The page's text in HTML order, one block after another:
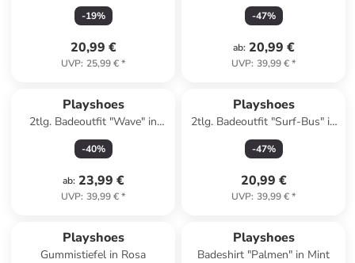
Blau
-19%
20,99 €
UVP: 25,99 €*
-47%
ab: 20,99 €
UVP: 39,99 €*
Playshoes
2tlg. Badeoutfit "Wave" in
Grün
-40%
ab: 23,99 €
UVP: 39,99 €*
Playshoes
2tlg. Badeoutfit "Surf-Bus" in
Mint
-47%
20,99 €
UVP: 39,99 €*
Playshoes
Gummistiefel in Rosa
Playshoes
Badeshirt "Palmen" in Mint